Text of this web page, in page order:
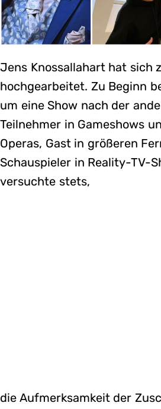
Jens Knossallahart hat sich
hochgearbeitet. Zu Beginn
um eine Show nach der
Teilnehmer in Gameshows
Operas, Gast in größeren
Schauspieler in Reality-TV-
versuchte stets,
die Aufmerksamkeit der